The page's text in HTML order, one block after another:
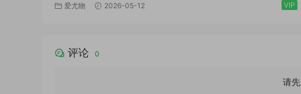
爱尤物 2026-05-12 VIP
评论 0
请先